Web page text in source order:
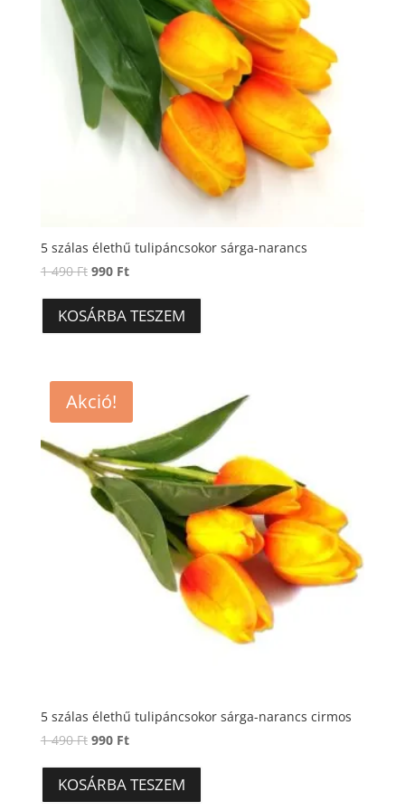
5 szálas élethű tulipáncsokor sárga-narancs
1 490Ft Original
was:
1
990 FtCurrent
is:
990 Ft.
KOSÁRBA TESZEM
Akció!
5 szálas élethű tulipáncsokor sárga-narancs cirmos
1 490Ft Original
was:
1
990 FtCurrent
is:
990 Ft.
KOSÁRBA TESZEM